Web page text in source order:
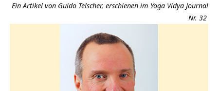
Ein Artikel von Guido Telscher, erschienen im Yoga Vidya Journal
Nr. 32